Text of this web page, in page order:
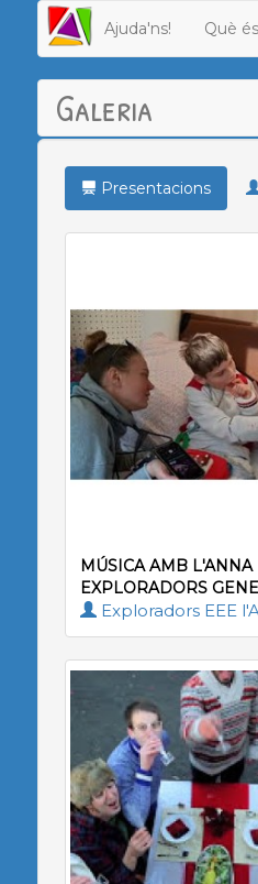
Ajuda'ns! Què
Galeria
Presentacions
MÚSICA AMB L'ANNA
EXPLORADORS
Exploradors EEE